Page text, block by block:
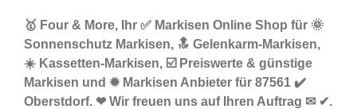
🥇 Four & More, Ihr ✅ Markisen Online Shop für 🌞
Sonnenschutz Markisen, 🔝 Gelenkarm-Markisen,
☀️ Kassetten-Markisen, ☑️ Preiswerte & günstige
Markisen und ✹ Markisen Anbieter für 87561 ✔️
Oberstdorf. ❤ Wir freuen uns auf Ihren Auftrag ✉ ✔.